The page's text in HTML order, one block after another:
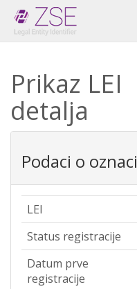
Prikaz LEI
detalja
Podaci o oznaci
LEI
Status registracije
Datum prve
registracije